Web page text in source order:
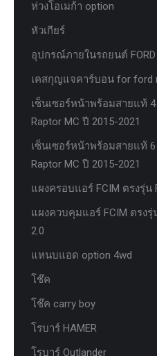
ห่วงโอเมก้า option
หัวเกียร์
อุปกรณ์ภายในรถยนต์ FORD
เคสกุญแจคาร์บอน for ford
เซ็นเซอร์หน้าพร้อมสายแท้ 4
Raptor MC ปี 2015-2021
เซ็นเซอร์หน้าพร้อมสายแท้ 6
Raptor MC ปี 2015-2021
แผงครอบแอร์ FCIM ตรงรุ่น
แผงควบคุมแอร์ FCIM ตรงรุ่น
2.0
แหนบแอด option 4wd
โช๊ค
โช๊ค carry boy
โรบาร์ HAMER
โรบาร์ Outlander